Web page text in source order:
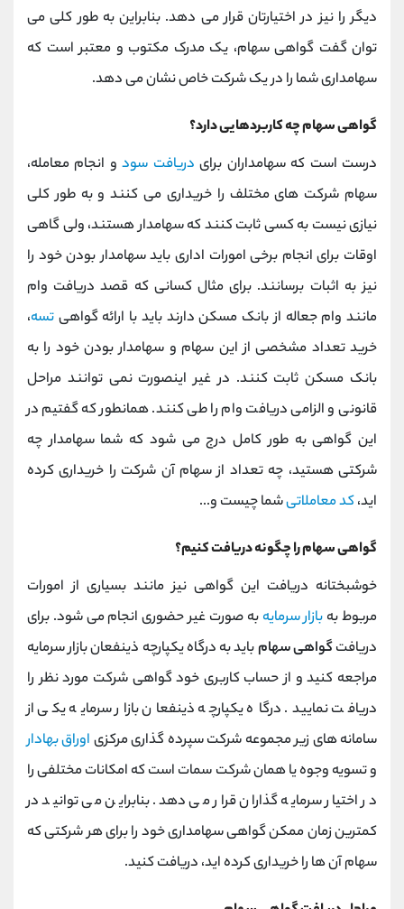
دیگر را نیز در اختیارتان قرار می دهد. بنابراین به طور کلی می
توان گفت گواهی سهام، یک مدرک مکتوب و معتبر است که
سهامداری شما را در یک شرکت خاص نشان می دهد.
گواهی سهام چه کاربردهایی دارد؟
درست است که سهامداران برای دریافت سودو انجام معامله،
سهام شرکت های مختلف را خریداری می کنند و به طور کلی
نیازی نیست به کسی ثابت کنند که سهامدار هستند، ولی گاهی
اوقات برای انجام برخی امورات اداری باید سهامدار بودن خود را
نیز به اثبات برسانند. برای مثال کسانی که قصد دریافت وام
مانند وام جعاله از بانک مسکن دارند باید با ارائه گواهی تسه،
خرید تعداد مشخصی از این سهام و سهامدار بودن خود را به
بانک مسکن ثابت کنند. در غیر اینصورت نمی توانند مراحل
قانونی و الزامی دریافت وام را طی کنند. همانطور که گفتیم در
این گواهی به طور کامل درج می شود که شما سهامدار چه
شرکتی هستید، چه تعداد از سهام آن شرکت را خریداری کرده
اید،کد معاملاتیشما چیست و...
گواهی سهام را چگونه دریافت کنیم؟
خوشبختانه دریافت این گواهی نیز مانند بسیاری از امورات
مربوط به بازار سرمایه به صورت غیر حضوری انجام می شود. برای
دریافتگواهی سهامباید به درگاه یکپارچه ذینفعان بازار سرمایه
مراجعه کنید و از حساب کاربری خود گواهی شرکت مورد نظر را
دریافت نمایید. درگاه یکپارچه ذینفعان بازار سرمایه یکی از
سامانه های زیر مجموعه شرکت سپرده گذاری مرکزی اوراق بهادار
و تسویه وجوه یا همان شرکت سمات است که امکانات مختلفی را
در اختیار سرمایه گذاران قرار می دهد. بنابراین می توانید در
کمترین زمان ممکن گواهی سهامداری خود را برای هر شرکتی که
سهام آن ها را خریداری کرده اید، دریافت کنید.